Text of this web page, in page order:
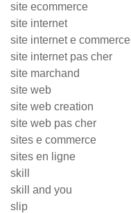
site ecommerce
site internet
site internet e commerce
site internet pas cher
site marchand
site web
site web creation
site web pas cher
sites e commerce
sites en ligne
skill
skill and you
slip